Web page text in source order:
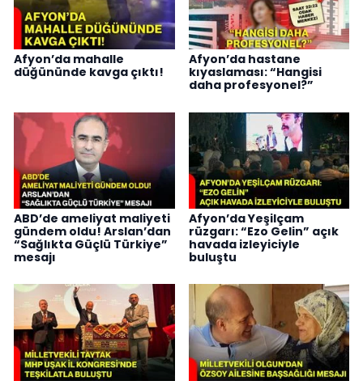
Afyon’da mahalle
düğününde kavga çıktı!
Afyon’da hastane
kıyaslaması: “Hangisi
daha profesyonel?”
ABD’de ameliyat maliyeti
gündem oldu! Arslan’dan
“Sağlıkta Güçlü Türkiye”
mesajı
Afyon’da Yeşilçam
rüzgarı: “Ezo Gelin” açık
havada izleyiciyle
buluştu